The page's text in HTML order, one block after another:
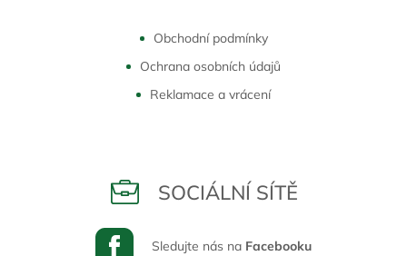
Obchodní podmínky
Ochrana osobních údajů
Reklamace a vrácení
SOCIÁLNÍ SÍTĚ
Sledujte nás na Facebooku